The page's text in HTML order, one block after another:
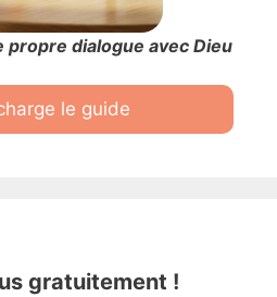
dialogue avec Dieu
le guide
gratuitement !